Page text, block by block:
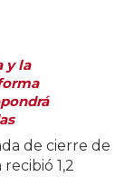
y la
de cierre de
1,2